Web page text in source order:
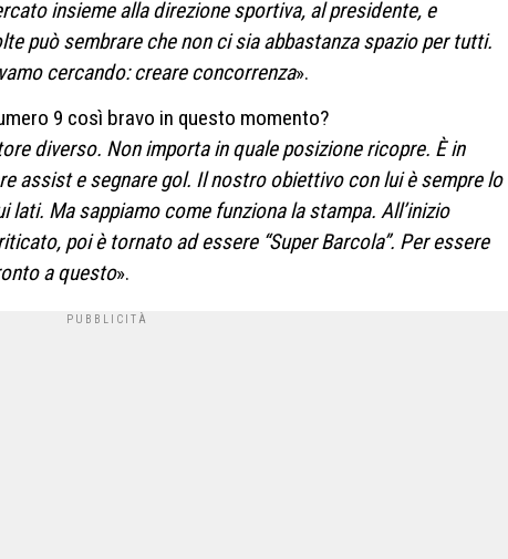
insieme alla direzione sportiva, al presidente, e
può sembrare che non ci sia abbastanza spazio per tutti.
cercando: creare concorrenza».
9 così bravo in questo momento?
diverso. Non importa in quale posizione ricopre. È in
assist e segnare gol. Il nostro obiettivo con lui è sempre lo
lati. Ma sappiamo come funziona la stampa. All’inizio
poi è tornato ad essere “Super Barcola”. Per essere
a questo».